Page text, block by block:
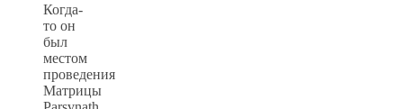
Когда-
то он
был
местом
проведения
Матрицы